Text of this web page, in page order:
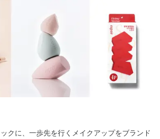
クに、一歩先を行くメイクアップをブランド